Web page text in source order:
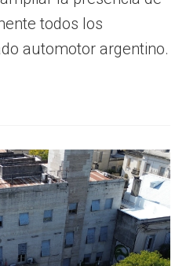
todos los
automotor argentino.